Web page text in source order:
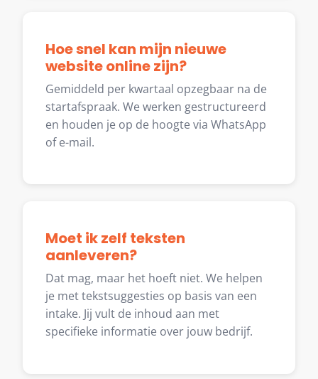
Hoe snel kan mijn nieuwe
website online zijn?
Gemiddeld per kwartaal opzegbaar na de
startafspraak. We werken gestructureerd
en houden je op de hoogte via WhatsApp
of e-mail.
Moet ik zelf teksten
aanleveren?
Dat mag, maar het hoeft niet. We helpen
je met tekstsuggesties op basis van een
intake. Jij vult de inhoud aan met
specifieke informatie over jouw bedrijf.